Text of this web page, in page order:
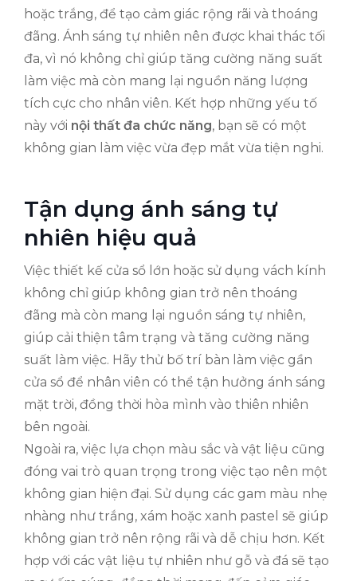
hoặc trắng, để tạo cảm giác rộng rãi và thoáng
đãng. Ánh sáng tự nhiên nên được khai thác tối
đa, vì nó không chỉ giúp tăng cường năng suất
làm việc mà còn mang lại nguồn năng lượng
tích cực cho nhân viên. Kết hợp những yếu tố
này với nội thất đa chức năng, bạn sẽ có một
không gian làm việc vừa đẹp mắt vừa tiện nghi.
Tận dụng ánh sáng tự
nhiên hiệu quả
Việc thiết kế cửa sổ lớn hoặc sử dụng vách kính
không chỉ giúp không gian trở nên thoáng
đãng mà còn mang lại nguồn sáng tự nhiên,
giúp cải thiện tâm trạng và tăng cường năng
suất làm việc. Hãy thử bố trí bàn làm việc gần
cửa sổ để nhân viên có thể tận hưởng ánh sáng
mặt trời, đồng thời hòa mình vào thiên nhiên
bên ngoài.
Ngoài ra, việc lựa chọn màu sắc và vật liệu cũng
đóng vai trò quan trọng trong việc tạo nên một
không gian hiện đại. Sử dụng các gam màu nhẹ
nhàng như trắng, xám hoặc xanh pastel sẽ giúp
không gian trở nên rộng rãi và dễ chịu hơn. Kết
hợp với các vật liệu tự nhiên như gỗ và đá sẽ tạo